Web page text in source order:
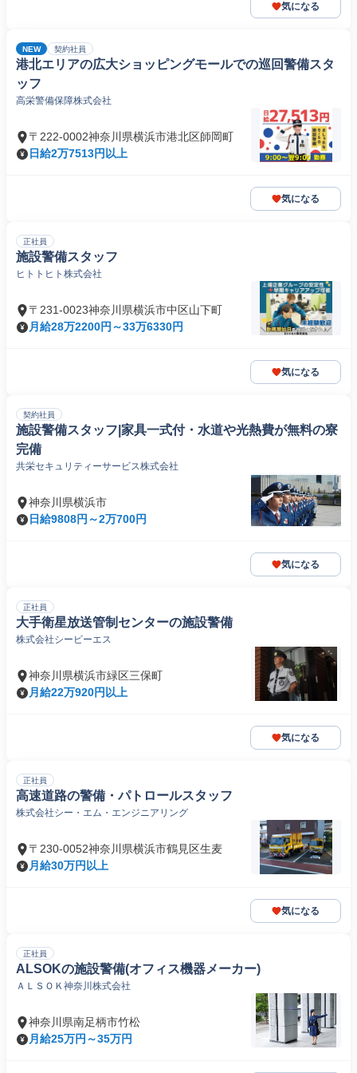
気になる
NEW 契約社員
港北エリアの広大ショッピングモールでの巡回警備スタ
ッフ
高栄警備保障株式会社
〒222-0002神奈川県横浜市港北区師岡町
日給2万7513円以上
気になる
正社員
施設警備スタッフ
ヒトトヒト株式会社
〒231-0023神奈川県横浜市中区山下町
月給28万2200円～33万6330円
気になる
契約社員
施設警備スタッフ|家具一式付・水道や光熱費が無料の寮
完備
共栄セキュリティーサービス株式会社
神奈川県横浜市
日給9808円～2万700円
気になる
正社員
大手衛星放送管制センターの施設警備
株式会社シービーエス
神奈川県横浜市緑区三保町
月給22万920円以上
気になる
正社員
高速道路の警備・パトロールスタッフ
株式会社シー・エム・エンジニアリング
〒230-0052神奈川県横浜市鶴見区生麦
月給30万円以上
気になる
正社員
ALSOKの施設警備(オフィス機器メーカー)
ＡＬＳＯＫ神奈川株式会社
神奈川県南足柄市竹松
月給25万円～35万円